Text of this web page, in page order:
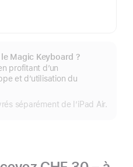
Magic Keyboard ?
profitant d’un
et d’utilisation du
séparément de l’iPad Air.